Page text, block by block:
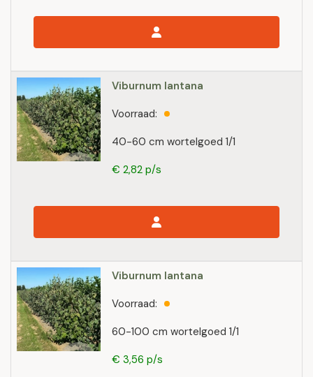
Viburnum lantana
40-60 cm wortelgoed 1/1
Voorraad:
€ 2,82 p/s
Viburnum lantana
60-100 cm wortelgoed 1/1
Voorraad:
€ 3,56 p/s